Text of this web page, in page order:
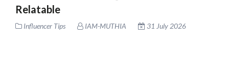
Relatable
Influencer Tips IAM-MUTHIA 31 July 2026